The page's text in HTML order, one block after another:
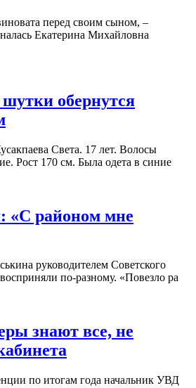
перед своим сыном, –
Екатерина Михайловна
обернутся
Света. 17 лет. Волосы
Рост 170 см. Была одета в синие
«С районом мне
руководителем Советского
по-разному. «Повезло ра
знают все, не
по итогам года начальник УВД